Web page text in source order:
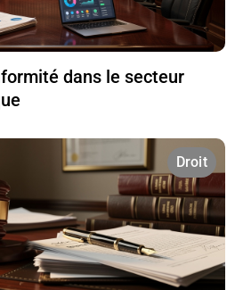
dans le secteur
Droit